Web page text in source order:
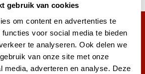
gebruik van cookies
om content en advertenties te
voor social media te bieden
te analyseren. Ook delen we
van onze site met onze
media, adverteren en analyse. Deze
Kunden haben sich bereits
an und verpasse nie wieder